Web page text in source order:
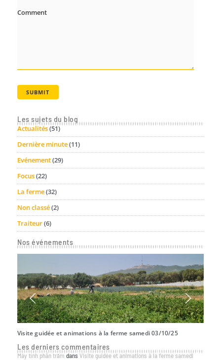
Comment
Les sujets du blog
Actualités(51)
Dernière minute(11)
Evénement(29)
Focus(22)
La ferme(32)
Non classé(2)
Traiteur(6)
Nos événements
Visite guidée et animations à la ferme samedi 03/10/25
Les derniers commentaires
Máy tính phần trămdansVisite guidée et animations à la ferme samedi